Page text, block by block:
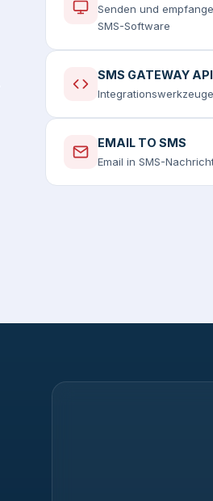
Senden und
SMS-Software
SMS GATEWAY API
EMAIL TO SMS
Email in SMS-